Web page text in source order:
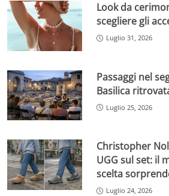
Look da
scegliere gli
Luglio 31, 2026
Passaggi nel
Basilica
Luglio 25, 2026
Christopher
UGG sul set: il
scelta
Luglio 24, 2026